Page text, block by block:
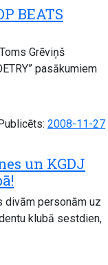
BEATS
Grēviņš
pasākumiem
Publicēts: 2008-11-27
un KGDJ
divām personām uz
klubā sestdien,